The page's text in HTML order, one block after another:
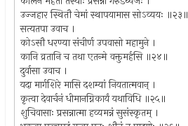
उज्जहार स्थितौ चेमां स्थापयामास सोऽव्ययः ॥२३॥
सत्यतपा उवाच ।
कोऽसौ धरण्या संचीर्ण उपवासो महामुने ।
कानि व्रतानि च तथा एतन्मे वक्तुमर्हसि ॥२४॥
दुर्वासा उवाच ।
यदा मार्गशिरे मासि दशम्यां नियतात्मवान् ।
कृत्वा देवार्चनं धीमानग्निकार्यं यथाविधि ॥२५॥
शुचिवासाः प्रसन्नात्मा हव्यमन्नं सुसंस्कृतम् ।